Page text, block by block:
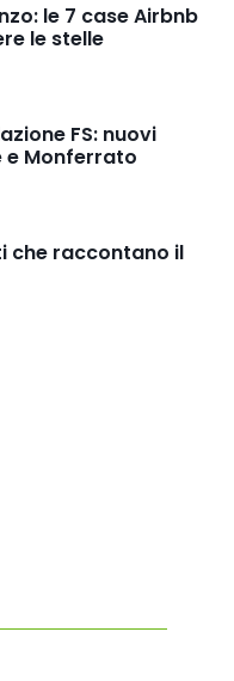
le 7 case Airbnb
le stelle
FS: nuovi
e Monferrato
che raccontano il